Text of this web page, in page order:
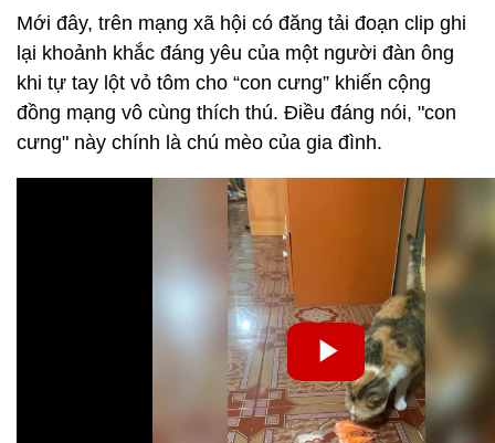
Mới đây, trên mạng xã hội có đăng tải đoạn clip ghi
lại khoảnh khắc đáng yêu của một người đàn ông
khi tự tay lột vỏ tôm cho “con cưng” khiến cộng
đồng mạng vô cùng thích thú. Điều đáng nói, "con
cưng" này chính là chú mèo của gia đình.